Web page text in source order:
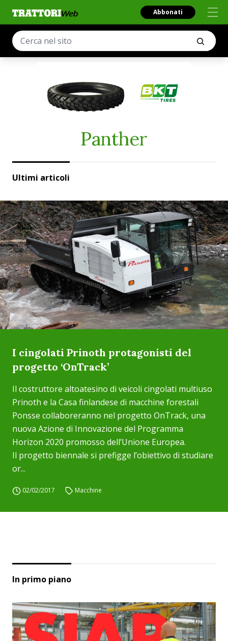
Abbonati
Panther
Ultimi articoli
I cingolati Prinoth protagonisti del
progetto ‘OnTrack’
Il costruttore altoatesino di veicoli cingolati multiuso
Prinoth e la Casa finlandese di macchine forestali
Ponsse collaboreranno nel progetto OnTrack, una
nuova Azione di Innovazione del Programma
Horizon 2020 promosso dell’Unione Europea.
Il progetto biennale si prefigge l’obiettivo di studiare
or...
02/02/2017 Macchine
In primo piano